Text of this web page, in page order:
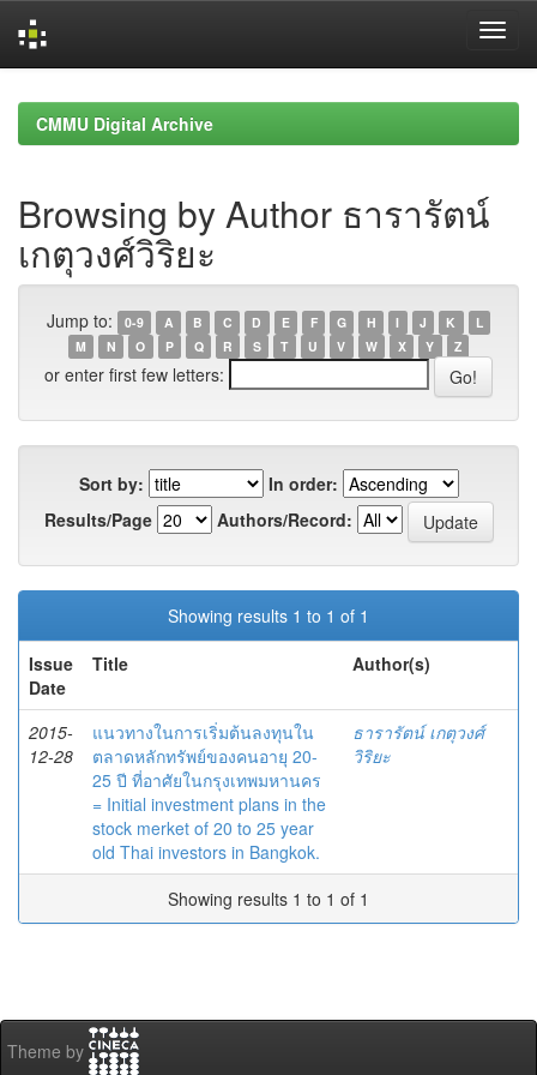
navigationCMMU Digital Archive
Browsing by Author ธารารัตน์
เกตุวงศ์วิริยะ
Jump to: 0-9 A B C D E F G H I J K
L
M
N O P Q R S T U V W X Y Z
or enter first few letters:
Sort by:
In order:
Results/Page
Authors/Record:
Showing results 1 to 1 of 1
Issue
Date
Title Author(s)
2015-
12-28
แนวทางในการเริ่มต้นลงทุนใน
ตลาดหลักทรัพย์ของคนอายุ 20-
25 ปี ที่อาศัยในกรุงเทพมหานคร
= Initial investment plans in the
stock merket of 20 to 25 year
old Thai investors in Bangkok.
ธารารัตน์ เกตุวงศ์
วิริยะ
Showing results 1 to 1 of 1
Theme by